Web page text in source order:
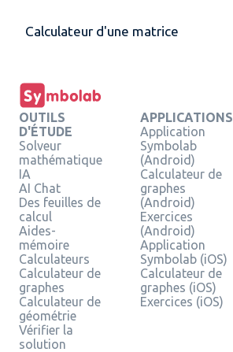
Calculateur d'une matrice
OUTILS
D'ÉTUDE
Solveur
mathématique
IA
AI Chat
Des feuilles de
calcul
Aides-
mémoire
Calculateurs
Calculateur de
graphes
Calculateur de
géométrie
Vérifier la
solution
APPLICATIONS
Application
Symbolab
(Android)
Calculateur de
graphes
(Android)
Exercices
(Android)
Application
Symbolab (iOS)
Calculateur de
graphes (iOS)
Exercices (iOS)